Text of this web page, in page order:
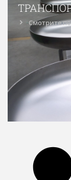
Смотрите